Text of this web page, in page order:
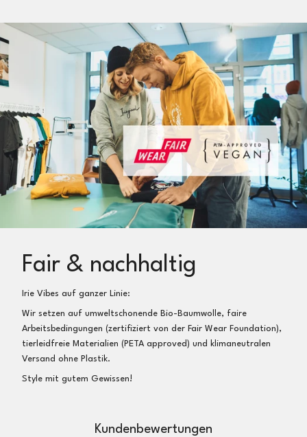
Fair & nachhaltig
Irie Vibes auf ganzer Linie:
Wir setzen auf umweltschonende Bio-Baumwolle, faire
Arbeitsbedingungen (zertifiziert von der Fair Wear Foundation),
tierleidfreie Materialien (PETA approved) und klimaneutralen
Versand ohne Plastik.
Style mit gutem Gewissen!
Kundenbewertungen